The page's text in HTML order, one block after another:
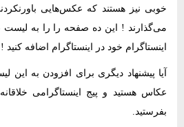
خوبی نیز هستند که عکس‌هایی
می‌گذارند ! این ده صفحه را را به
اینستاگرام خود در اینستاگرام اضافه کنید !
آیا پیشنهاد دیگری برای افزودن به این
عکاس هستید و پیج اینستاگرامی
بفرستید.